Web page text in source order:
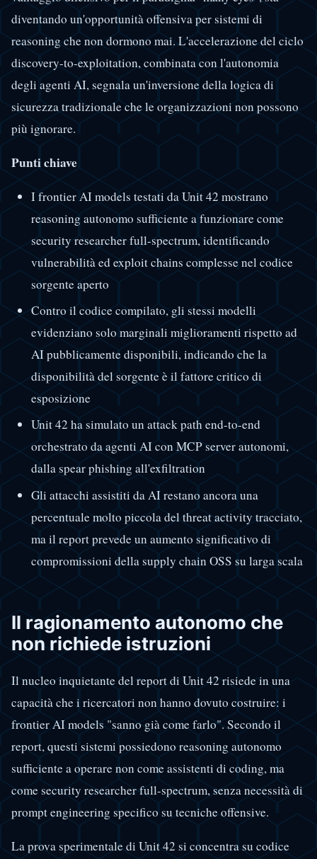
diventando un'opportunità offensiva per sistemi di
reasoning che non dormono mai. L'accelerazione del ciclo
discovery-to-exploitation, combinata con l'autonomia
degli agenti AI, segnala un'inversione della logica di
sicurezza tradizionale che le organizzazioni non possono
più ignorare.
Punti chiave
I frontier AI models testati da Unit 42 mostrano
reasoning autonomo sufficiente a funzionare come
security researcher full-spectrum, identificando
vulnerabilità ed exploit chains complesse nel codice
sorgente aperto
Contro il codice compilato, gli stessi modelli
evidenziano solo marginali miglioramenti rispetto ad
AI pubblicamente disponibili, indicando che la
disponibilità del sorgente è il fattore critico di
esposizione
Unit 42 ha simulato un attack path end-to-end
orchestrato da agenti AI con MCP server autonomi,
dalla spear phishing all'exfiltration
Gli attacchi assistiti da AI restano ancora una
percentuale molto piccola del threat activity tracciato,
ma il report prevede un aumento significativo di
compromissioni della supply chain OSS su larga scala
Il ragionamento autonomo che
non richiede istruzioni
Il nucleo inquietante del report di Unit 42 risiede in una
capacità che i ricercatori non hanno dovuto costruire: i
frontier AI models "sanno già come farlo". Secondo il
report, questi sistemi possiedono reasoning autonomo
sufficiente a operare non come assistenti di coding, ma
come security researcher full-spectrum, senza necessità di
prompt engineering specifico su tecniche offensive.
La prova sperimentale di Unit 42 si concentra su codice